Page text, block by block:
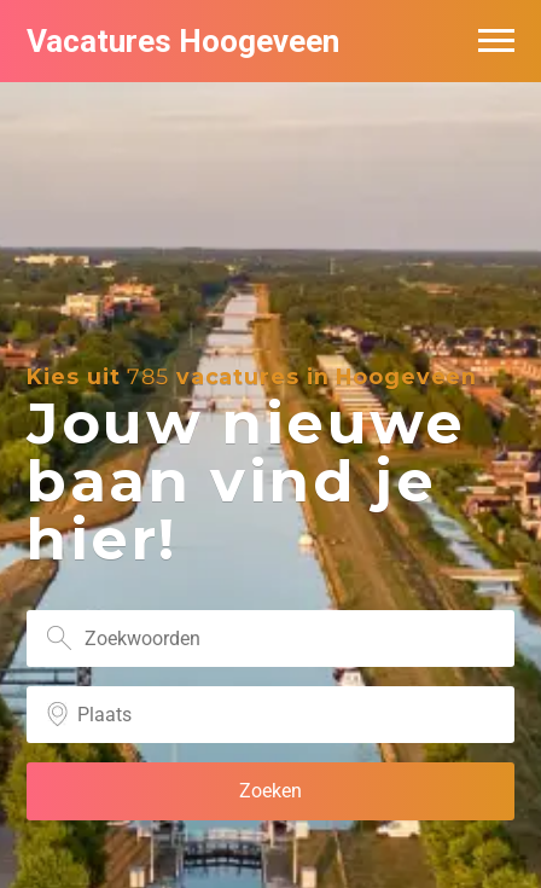
Vacatures Hoogeveen
Kies uit785 vacatures in Hoogeveen
Jouw nieuwe
baan vind je
hier!
Vacatures per bedrijf